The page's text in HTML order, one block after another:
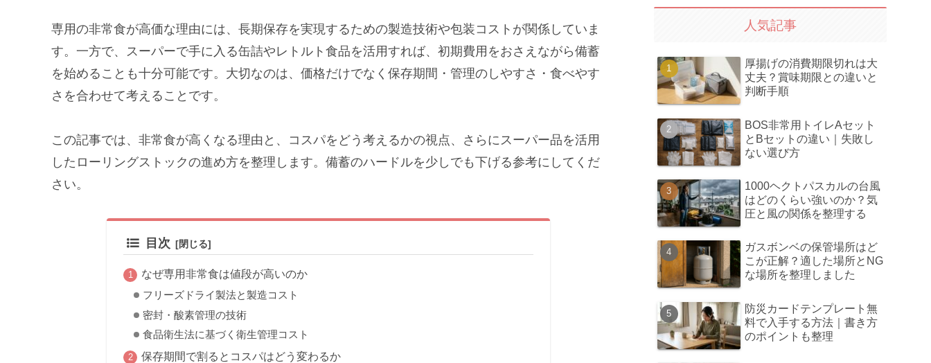
専用の非常食が高価な理由には、長期保存を実現するための製造技術や包装コストが関係していま
す。一方で、スーパーで手に入る缶詰やレトルト食品を活用すれば、初期費用をおさえながら備蓄
を始めることも十分可能です。大切なのは、価格だけでなく保存期間・管理のしやすさ・食べやす
さを合わせて考えることです。
この記事では、非常食が高くなる理由と、コスパをどう考えるかの視点、さらにスーパー品を活用
したローリングストックの進め方を整理します。備蓄のハードルを少しでも下げる参考にしてくだ
さい。
目次
なぜ専用非常食は値段が高いのか
フリーズドライ製法と製造コスト
密封・酸素管理の技術
食品衛生法に基づく衛生管理コスト
保存期間で割るとコスパはどう変わるか
人気記事
厚揚げの消費期限切れは大
丈夫？賞味期限との違いと
判断手順
BOS非常用トイレAセット
とBセットの違い｜失敗し
ない選び方
1000ヘクトパスカルの台風
はどのくらい強いのか？気
圧と風の関係を整理する
ガスボンベの保管場所はど
こが正解？適した場所とNG
な場所を整理しました
防災カードテンプレート無
料で入手する方法｜書き方
のポイントも整理